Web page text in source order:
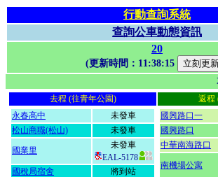
行動查詢系統
查詢公車動態資訊
20
(更新時間： 11:38:15
去程 (往青年公園)
返程
永春高中
未發車
松山商職(松山)
未發車
國業里
未發車
EAL-5178
國稅局宿舍
將到站
國興路口一
國興路口
中華南海路口
南機場公寓